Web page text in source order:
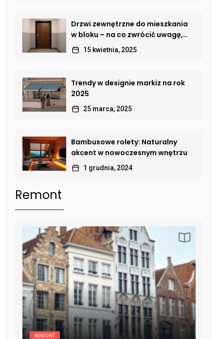
Drzwi zewnętrzne do mieszkania
w bloku – na co zwrócić uwagę,
by połączyć bezpieczeństwo,
estetykę i komfort?
15 kwietnia, 2025
Trendy w designie markiz na rok
2025
25 marca, 2025
Bambusowe rolety: Naturalny
akcent w nowoczesnym wnętrzu
1 grudnia, 2024
Remont
REMONT